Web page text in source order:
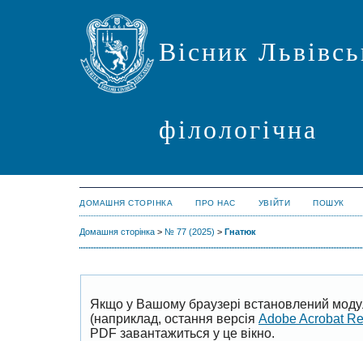
Вісник
філологічна
ДОМАШНЯ СТОРІНКА ПРО НАС УВІЙТИ ПОШУК
Домашня сторінка > № 77 (2025) > Гнатюк
Якщо у Вашому браузері встановлений
(наприклад, остання версія Adobe Acrobat
PDF завантажиться у це вікно.